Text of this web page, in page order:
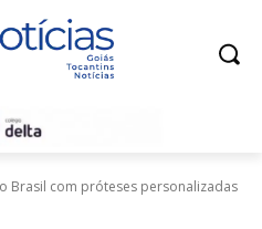
Brasil com próteses personalizadas